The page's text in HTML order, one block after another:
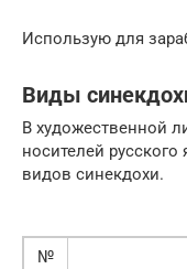
Использую для
Виды
В художественной
носителей русского
видов синекдохи.
№